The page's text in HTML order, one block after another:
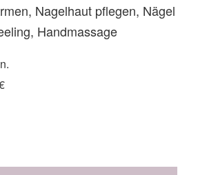
Nagelhaut pflegen, Nägel
Handmassage